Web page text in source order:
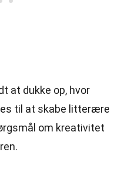
at dukke op, hvor
til at skabe litterære
om kreativitet